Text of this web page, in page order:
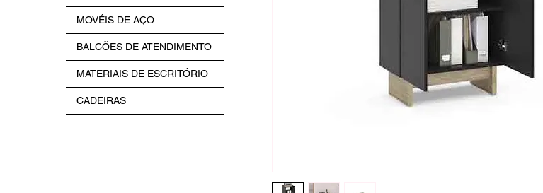
MOVÉIS DE AÇO
BALCÕES DE ATENDIMENTO
MATERIAIS DE ESCRITÓRIO
CADEIRAS